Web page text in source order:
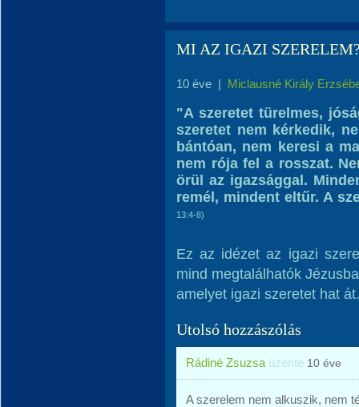
MI AZ IGAZI
10 éve | Miclausné Király
"A szeretet türelmes,
szeretet nem kérkedik,
bántóan, nem keresi a
nem rója fel a rosszat.
örül az igazsággal.
remél, mindent eltűr. A
13:4-8)
Ez az idézet az igazi
mind megtalálhatók
amelyet igazi szeretet hat át.
Utolsó hozzászólás
Rádiné Zsuzsa üzente 10 éve
A szerelem nem alkuszik, nem